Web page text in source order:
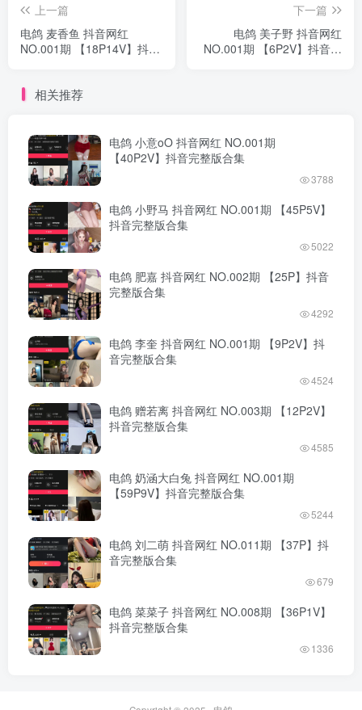
上一篇
电鸽 麦香鱼 抖音网红
NO.001期 【18P14V】抖音
下一篇
电鸽 美子野 抖音网红
NO.001期 【6P2V】抖音完
相关推荐
电鸽 小意oO 抖音网红 NO.001期
【40P2V】抖音完整版合集
3788
电鸽 小野马 抖音网红 NO.001期 【45P5V】
抖音完整版合集
5022
电鸽 肥嘉 抖音网红 NO.002期 【25P】抖音
完整版合集
4292
电鸽 李奎 抖音网红 NO.001期 【9P2V】抖
音完整版合集
4524
电鸽 赠若离 抖音网红 NO.003期 【12P2V】
抖音完整版合集
4585
电鸽 奶涵大白兔 抖音网红 NO.001期
【59P9V】抖音完整版合集
5244
电鸽 刘二萌 抖音网红 NO.011期 【37P】抖
音完整版合集
679
电鸽 菜菜子 抖音网红 NO.008期 【36P1V】
抖音完整版合集
1336